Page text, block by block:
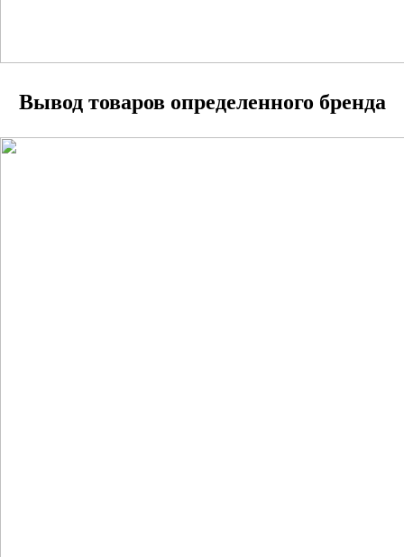
Вывод товаров определенного бренда